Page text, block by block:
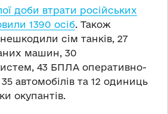
доби втрати російських
1390 осіб. Також
сім танків, 27
машин, 30
43 БПЛА оперативно-
автомобілів та 12 одиниць
окупантів.